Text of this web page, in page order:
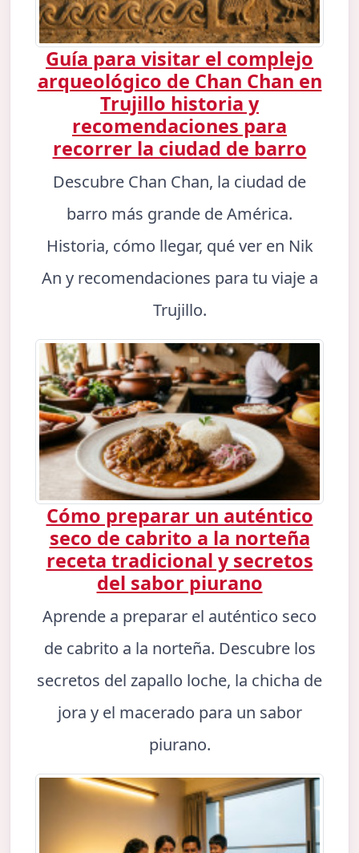
Guía para visitar el complejo
arqueológico de Chan Chan en
Trujillo historia y
recomendaciones para
recorrer la ciudad de barro
Descubre Chan Chan, la ciudad de
barro más grande de América.
Historia, cómo llegar, qué ver en Nik
An y recomendaciones para tu viaje a
Trujillo.
Cómo preparar un auténtico
seco de cabrito a la norteña
receta tradicional y secretos
del sabor piurano
Aprende a preparar el auténtico seco
de cabrito a la norteña. Descubre los
secretos del zapallo loche, la chicha de
jora y el macerado para un sabor
piurano.